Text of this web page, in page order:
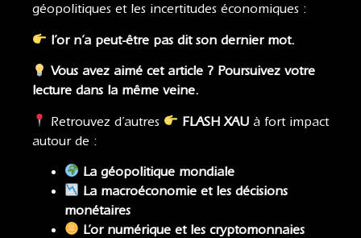
géopolitiques et les incertitudes économiques :
l’or n’a peut-être pas dit son dernier mot.
Vous avez aimé cet article ? Poursuivez votre
lecture dans la même veine.
Retrouvez d’autres FLASH XAU à fort impact
autour de :
La géopolitique mondiale
La macroéconomie et les décisions
monétaires
L’or numérique et les cryptomonnaies